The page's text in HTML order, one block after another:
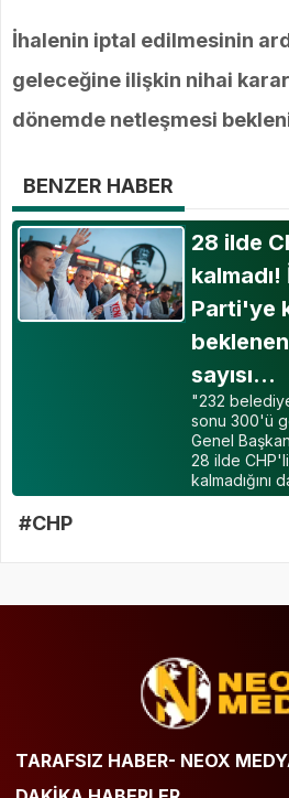
İhalenin iptal edilmesinin
geleceğine ilişkin nihai
dönemde netleşmesi
BENZER HABER
28 ilde
Parti'ye
sayısı…
"232
sonu 300'ü
Genel Başkan
28 ilde
kalmadığını
#CHP
TARAFSIZ HABER- NEOX